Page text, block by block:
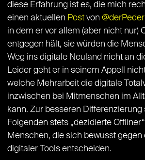
diese Erfahrung ist es, die mich
einen aktuellen Post von @derPeder
in dem er vor allem (aber nicht nur)
entgegen hält, sie würden die
Weg ins digitale Neuland nicht an
Leider geht er in seinem Appell
welche Mehrarbeit die digitale
inzwischen bei Mitmenschen im
kann. Zur besseren Differenzierung
Folgenden stets „dezidierte
Menschen, die sich bewusst gegen
digitaler Tools entscheiden.